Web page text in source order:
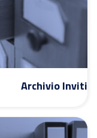
Archivio Inviti